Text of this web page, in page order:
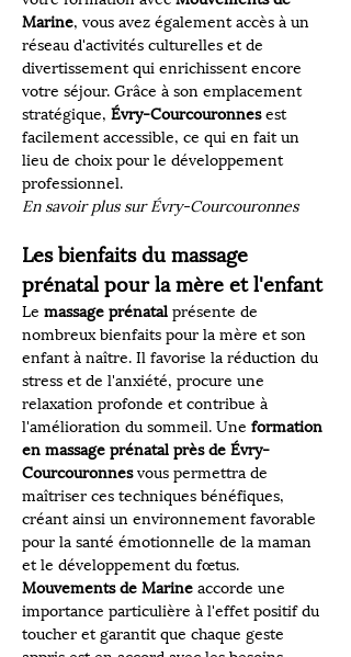
Marine, vous avez également accès à un
réseau d'activités culturelles et de
divertissement qui enrichissent encore
votre séjour. Grâce à son emplacement
stratégique, Évry-Courcouronnes est
facilement accessible, ce qui en fait un
lieu de choix pour le développement
professionnel.
En savoir plus sur Évry-Courcouronnes
Les bienfaits du massage
prénatal pour la mère et l'enfant
Le massage prénatal présente de
nombreux bienfaits pour la mère et son
enfant à naître. Il favorise la réduction du
stress et de l'anxiété, procure une
relaxation profonde et contribue à
l'amélioration du sommeil. Une formation
en massage prénatal près de Évry-
Courcouronnes vous permettra de
maîtriser ces techniques bénéfiques,
créant ainsi un environnement favorable
pour la santé émotionnelle de la maman
et le développement du fœtus.
Mouvements de Marine accorde une
importance particulière à l'effet positif du
toucher et garantit que chaque geste